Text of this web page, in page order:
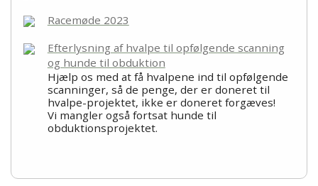
Racemøde 2023
Efterlysning af hvalpe til opfølgende scanning
og hunde til obduktion
Hjælp os med at få hvalpene ind til opfølgende
scanninger, så de penge, der er doneret til
hvalpe-projektet, ikke er doneret forgæves!
Vi mangler også fortsat hunde til
obduktionsprojektet.